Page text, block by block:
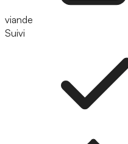
viande
Suivi